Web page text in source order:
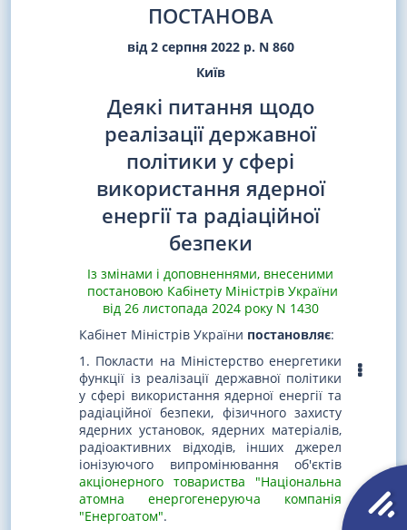
ПОСТАНОВА
від 2 серпня 2022 р. N 860
Київ
Деякі питання щодо
реалізації державної
політики у сфері
використання ядерної
енергії та радіаційної
безпеки
Із змінами і доповненнями, внесеними
постановою Кабінету Міністрів України
від 26 листопада 2024 року N 1430
Кабінет Міністрів України постановляє:
1. Покласти на Міністерство енергетики
функції із реалізації державної політики
у сфері використання ядерної енергії та
радіаційної безпеки, фізичного захисту
ядерних установок, ядерних матеріалів,
радіоактивних відходів, інших джерел
іонізуючого випромінювання об'єктів
акціонерного товариства "Національна
атомна енергогенеруюча компанія
"Енергоатом".